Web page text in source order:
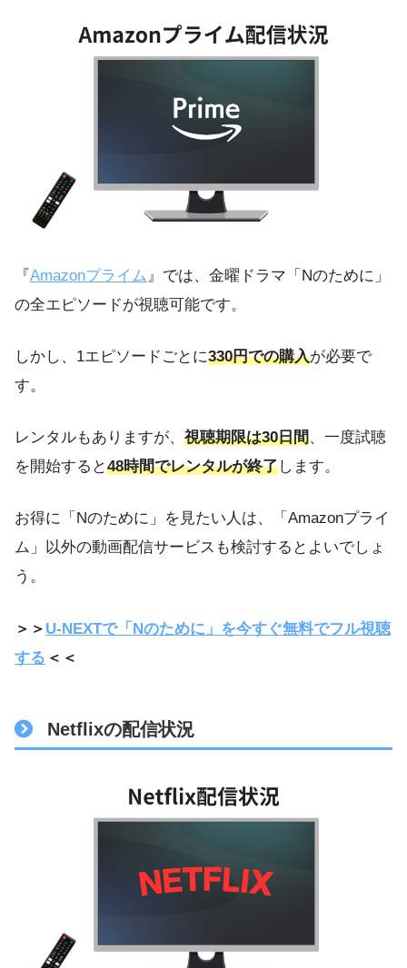
『Amazonプライム』では、金曜ドラマ「Nのために」
の全エピソードが視聴可能です。
しかし、1エピソードごとに330円での購入が必要で
す。
レンタルもありますが、 視聴期限は30日間、一度試聴
を開始すると48時間でレンタルが終了します。
お得に「Nのために」を見たい人は、「Amazonプライ
ム」以外の動画配信サービスも検討するとよいでしょ
う。
＞＞ U-NEXTで「Nのために」を今すぐ無料でフル視聴
する ＜＜
Netflixの配信状況